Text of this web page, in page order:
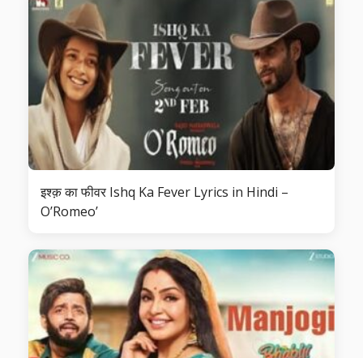
इश्क़ का फीवर Ishq Ka Fever Lyrics in Hindi –
O’Romeo’